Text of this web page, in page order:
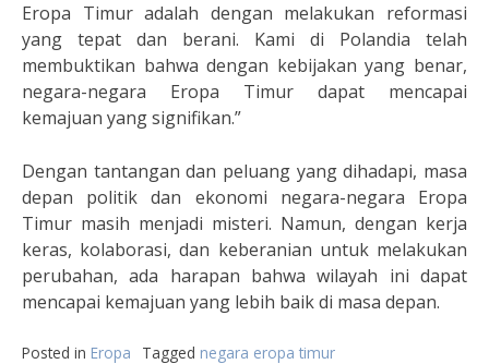
Eropa Timur adalah dengan melakukan reformasi
yang tepat dan berani. Kami di Polandia telah
membuktikan bahwa dengan kebijakan yang benar,
negara-negara Eropa Timur dapat mencapai
kemajuan yang signifikan.”
Dengan tantangan dan peluang yang dihadapi, masa
depan politik dan ekonomi negara-negara Eropa
Timur masih menjadi misteri. Namun, dengan kerja
keras, kolaborasi, dan keberanian untuk melakukan
perubahan, ada harapan bahwa wilayah ini dapat
mencapai kemajuan yang lebih baik di masa depan.
Posted in Eropa Tagged negara eropa timur